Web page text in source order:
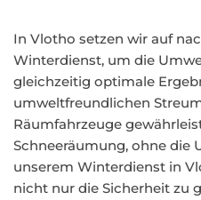
In Vlotho setzen wir auf
Winterdienst, um die
gleichzeitig optimale
umweltfreundlichen
Räumfahrzeuge
Schneeräumung, ohne die
unserem Winterdienst in
nicht nur die Sicherheit zu